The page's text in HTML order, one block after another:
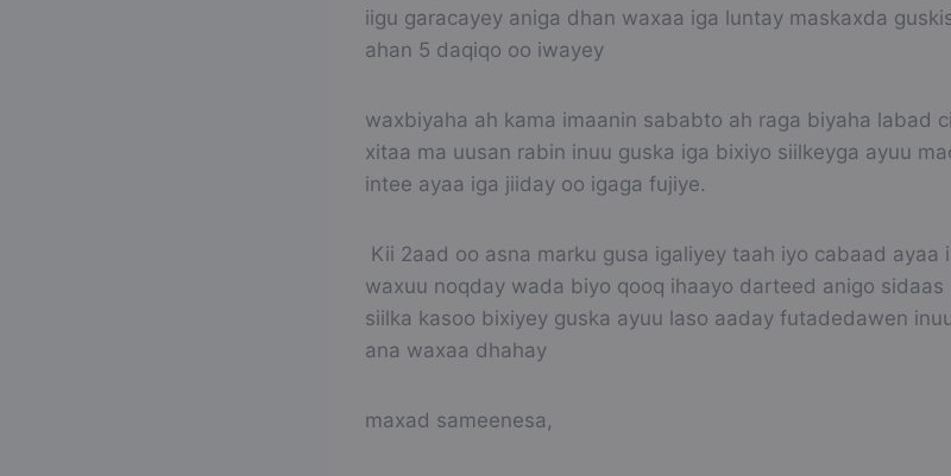
iigu garacayey aniga dhan waxaa iga luntay maskaxda
ahan 5 daqiqo oo iwayey
waxbiyaha ah kama imaanin sababto ah raga biyaha labad
xitaa ma uusan rabin inuu guska iga bixiyo siilkeyga ayuu
intee ayaa iga jiiday oo igaga fujiye.
Kii 2aad oo asna marku gusa igaliyey taah iyo cabaad ayaa
waxuu noqday wada biyo qooq ihaayo darteed anigo sidaas
siilka kasoo bixiyey guska ayuu laso aaday futadedawen
ana waxaa dhahay
maxad sameenesa,